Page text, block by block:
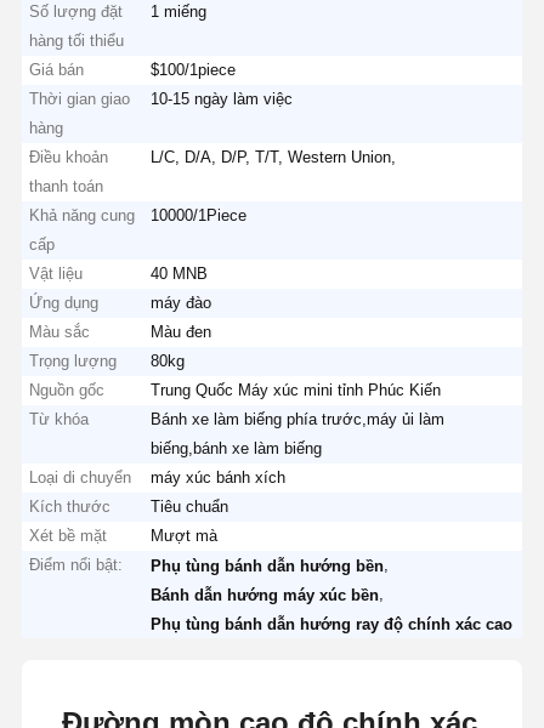
Số lượng đặt
hàng tối thiểu
1 miếng
Giá bán
$100/1piece
Thời gian giao
hàng
10-15 ngày làm việc
Điều khoản
thanh toán
L/C, D/A, D/P, T/T, Western Union,
Khả năng cung
cấp
10000/1Piece
Vật liệu
40 MNB
Ứng dụng
máy đào
Màu sắc
Màu đen
Trọng lượng
80kg
Nguồn gốc
Trung Quốc Máy xúc mini tỉnh Phúc Kiến
Từ khóa
Bánh xe làm biếng phía trước,máy ủi làm
biếng,bánh xe làm biếng
Loại di chuyển
máy xúc bánh xích
Kích thước
Tiêu chuẩn
Xét bề mặt
Mượt mà
Điểm nổi bật:
Phụ tùng bánh dẫn hướng bền
Bánh dẫn hướng máy xúc bền
Phụ tùng bánh dẫn hướng ray độ chính xác cao